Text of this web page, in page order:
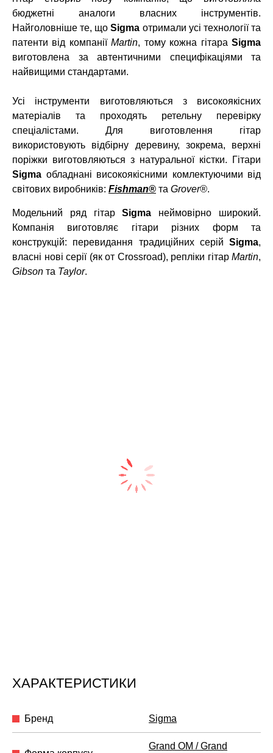
бюджетні аналоги власних інструментів.
Найголовніше те, щоSigma отримали усі технології та
патенти від компаніїMartin, тому кожна гітараSigma
виготовлена за автентичними специфікаціями та
найвищими стандартами.
Усі інструменти виготовляються з високоякісних
матеріалів та проходять ретельну перевірку
спеціалістами. Для виготовлення гітар
використовують відбірну деревину, зокрема, верхні
поріжки виготовляються з натуральної кістки. Гітари
Sigma обладнані високоякісними комлектуючими від
світових виробників: Fishman® та Grover®.
Модельний ряд гітарSigma неймовірно широкий.
Компанія виготовляє гітари різних форм та
конструкцій: перевидання традиційних серій Sigma,
власні нові серії (як от Crossroad), репліки гітар Martin,
Gibson та Taylor.
ХАРАКТЕРИСТИКИ
Бренд Sigma
Grand OM / Grand